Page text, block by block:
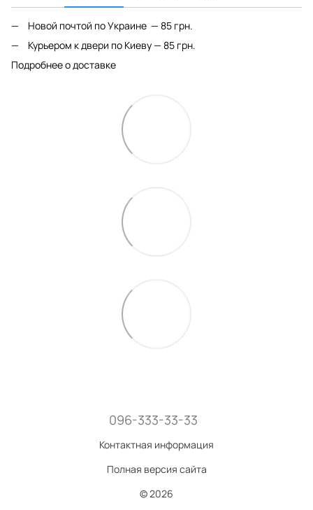
Новой почтой по Украине — 85 грн.
Курьером к двери по Киеву — 85 грн.
Подробнее о доставке
096-333-33-33
Контактная информация
Полная версия сайта
© 2026